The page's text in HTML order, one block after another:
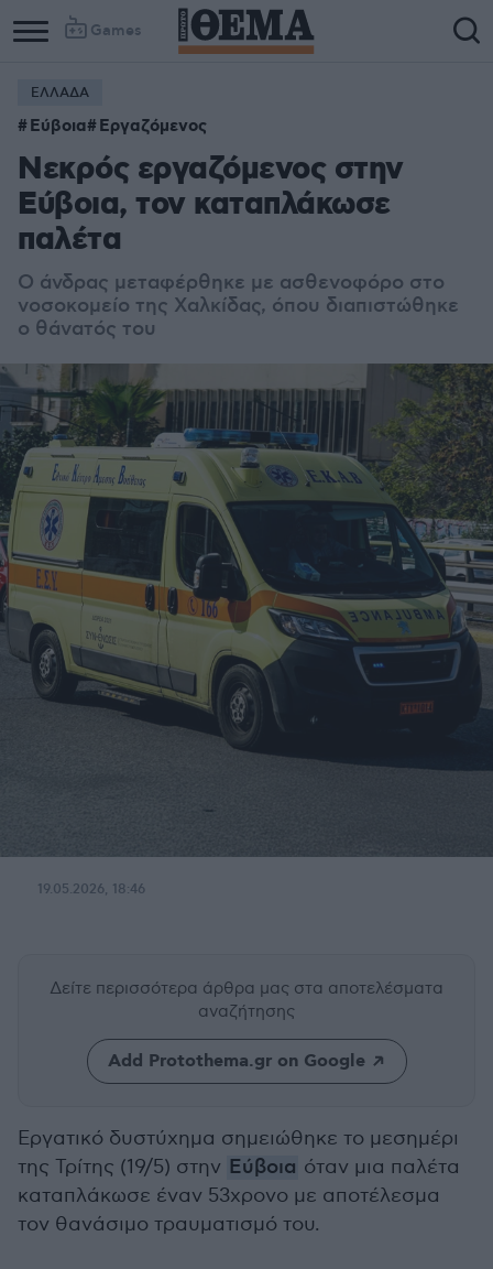
Games
Column
1
Column
2
ΕΛΛΑΔΑ
Εύβοια Εργαζόμενος
Νεκρός εργαζόμενος στην
Εύβοια, τον καταπλάκωσε
παλέτα
Ο άνδρας μεταφέρθηκε με ασθενοφόρο στο
νοσοκομείο της Χαλκίδας, όπου διαπιστώθηκε
ο θάνατός του
19.05.2026, 18:46
Δείτε περισσότερα άρθρα μας στα αποτελέσματα
αναζήτησης
Add Protothema.gr on Google
Εργατικό δυστύχημα σημειώθηκε το μεσημέρι
της Τρίτης (19/5) στην Εύβοια όταν μια παλέτα
καταπλάκωσε έναν 53χρονο με αποτέλεσμα
τον θανάσιμο τραυματισμό του.